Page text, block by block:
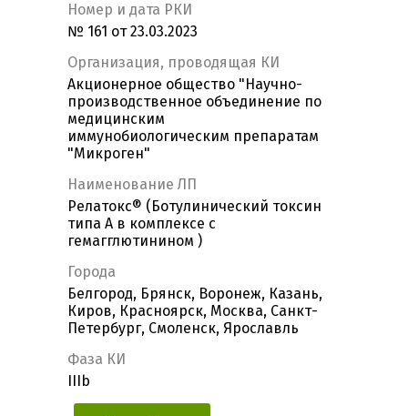
Номер и дата РКИ
№ 161 от 23.03.2023
Организация, проводящая КИ
Акционерное общество "Научно-
производственное объединение по
медицинским
иммунобиологическим препаратам
"Микроген"
Наименование ЛП
Релатокс® (Ботулинический токсин
типа А в комплексе с
гемагглютинином )
Города
Белгород, Брянск, Воронеж, Казань,
Киров, Красноярск, Москва, Санкт-
Петербург, Смоленск, Ярославль
Фаза КИ
IIIb